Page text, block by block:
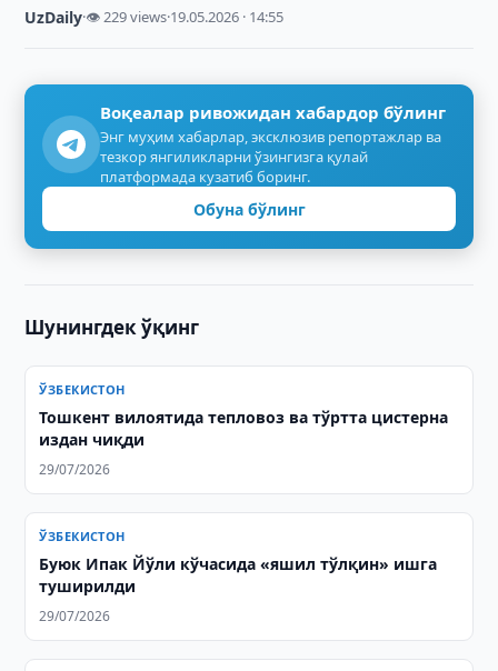
UzDaily·👁 229 views·19.05.2026 · 14:55
Воқеалар ривожидан хабардор бўлинг
Энг муҳим хабарлар, эксклюзив репортажлар ва
тезкор янгиликларни ўзингизга қулай
платформада кузатиб боринг.
Обуна бўлинг
Шунингдек ўқинг
ЎЗБЕКИСТОН
Тошкент вилоятида тепловоз ва тўртта цистерна
издан чиқди
29/07/2026
ЎЗБЕКИСТОН
Буюк Ипак Йўли кўчасида «яшил тўлқин» ишга
туширилди
29/07/2026